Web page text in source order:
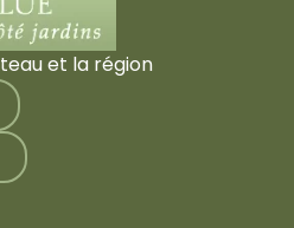
et la région